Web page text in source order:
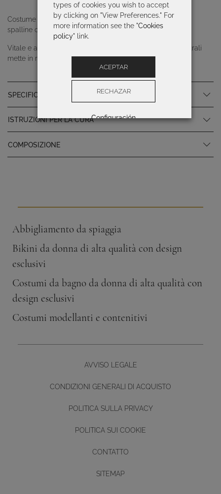
Costume da donna con scollo a fascia. Coppa morbida e
spalline opzionali.
Vitale e allegra, questa stampa basata su ramoscelli naturali
mette in risalto la rigogliosità della natura più selvaggia.
SPECIFICHE DEL PRODOTTO
ISTRUZIONI PER LA CURA
COMPOSIZIONE
Abbigliamento da spiaggia
Bikini da donna di alta qualità con design
esclusivi
Costumi da bagno da donna di alta qualità con
design esclusivi
Costumi modellanti e contenitivi
AVVISO LEGALE
CONDIZIONI GENERALI DI ACQUISTO
POLITICA SULLA PRIVACY
POLITICA SUI COOKIE
CONTATTO
SITEMAP
Diseño y desarrollo web -
types of cookies you wish to accept
by clicking on "View Preferences." For
more information see the "Cookies
policy" link.
ACEPTAR
RECHAZAR
Configuración